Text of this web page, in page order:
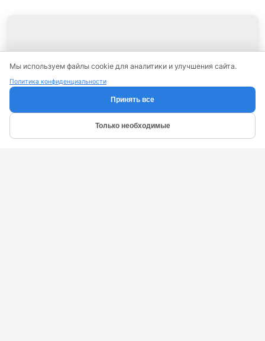
Мы используем файлы cookie для аналитики и улучшения сайта.
Политика конфиденциальности
Принять все
Только необходимые